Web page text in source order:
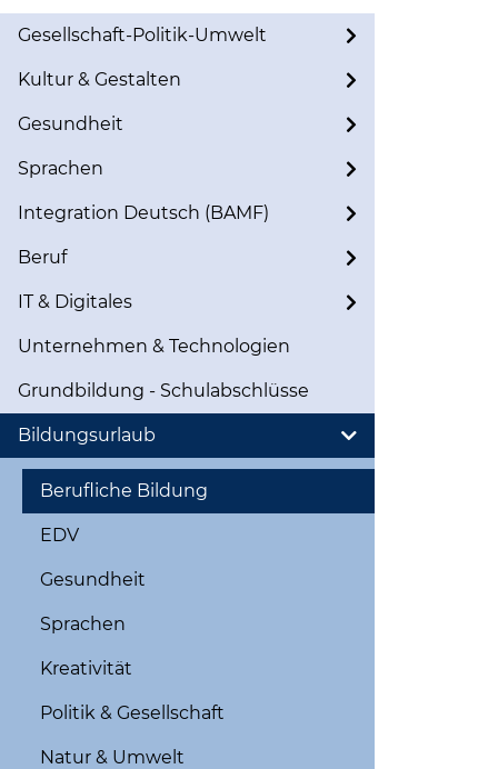
Gesellschaft-Politik-Umwelt
Kultur & Gestalten
Gesundheit
Sprachen
Integration Deutsch (BAMF)
Beruf
IT & Digitales
Unternehmen & Technologien
Grundbildung - Schulabschlüsse
Bildungsurlaub
Berufliche Bildung
EDV
Gesundheit
Sprachen
Kreativität
Politik & Gesellschaft
Natur & Umwelt